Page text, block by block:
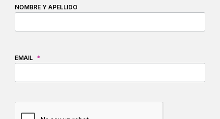
NOMBRE Y APELLIDO
EMAIL *